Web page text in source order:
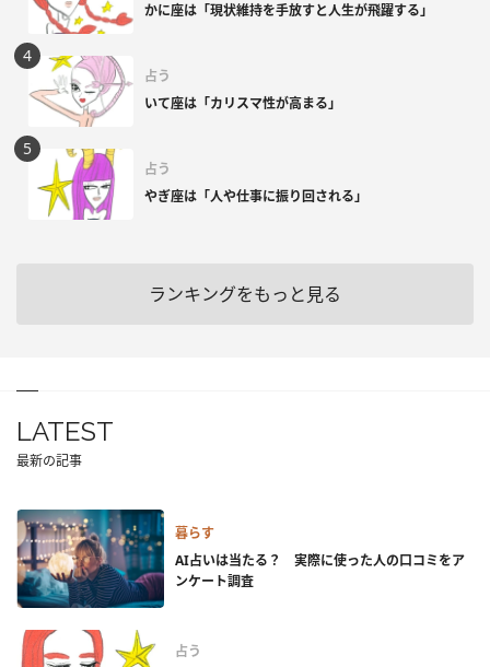
かに座は「現状維持を手放すと人生が飛躍する」
占う
いて座は「カリスマ性が高まる」
占う
やぎ座は「人や仕事に振り回される」
ランキングをもっと見る
LATEST
最新の記事
暮らす
AI占いは当たる？ 実際に使った人の口コミをア
ンケート調査
占う